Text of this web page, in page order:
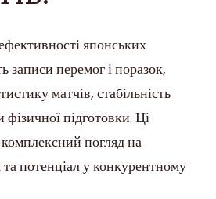
японських
записи перемог і поразок,
матчів, стабільність
фізичної підготовки. Ці
погляд на
та потенціал у конкурентному